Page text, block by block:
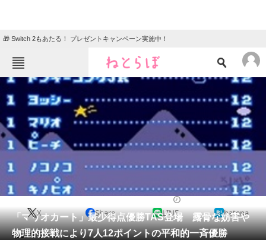
🎁 Switch 2もあたる！ プレゼントキャンペーン実施中！
ねとらぼメニュー
TOP ニュース
エンタメ クイズ
グルメ 地域
住まい 教育・育児
動物 リサーチ
会員記事
「マリオカート」最少得点優勝TAS登場 露骨な妨害や
物理的接戦により7人12ポイントの平和的一斉優勝
X Share LINE hatena
なおクッパ。